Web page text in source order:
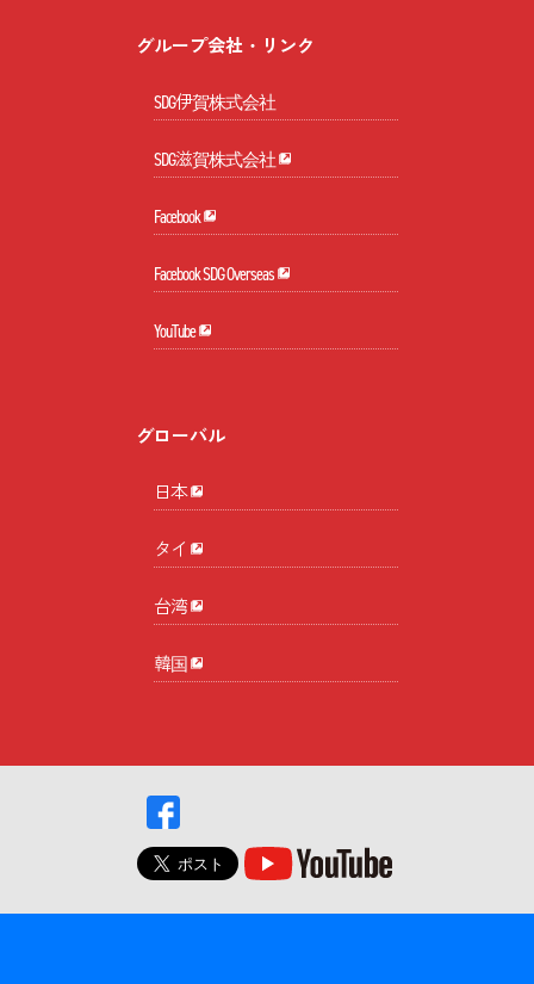
グループ会社・リンク
SDG伊賀株式会社
SDG滋賀株式会社
Facebook
Facebook SDG Overseas
YouTube
グローバル
日本
タイ
台湾
韓国